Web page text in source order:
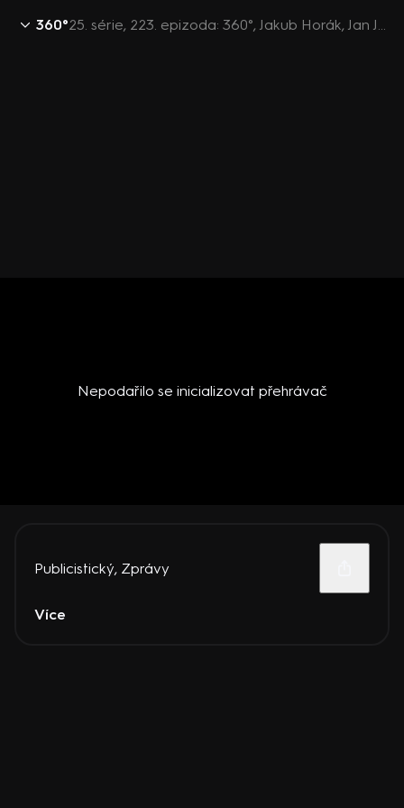
360° 25. série, 223. epizoda: 360°, Jakub Horák, Jan Jakob, Jindřich Rajchl - 11.8. v 22:00
Nepodařilo se inicializovat přehrávač
Publicistický, Zprávy
Více